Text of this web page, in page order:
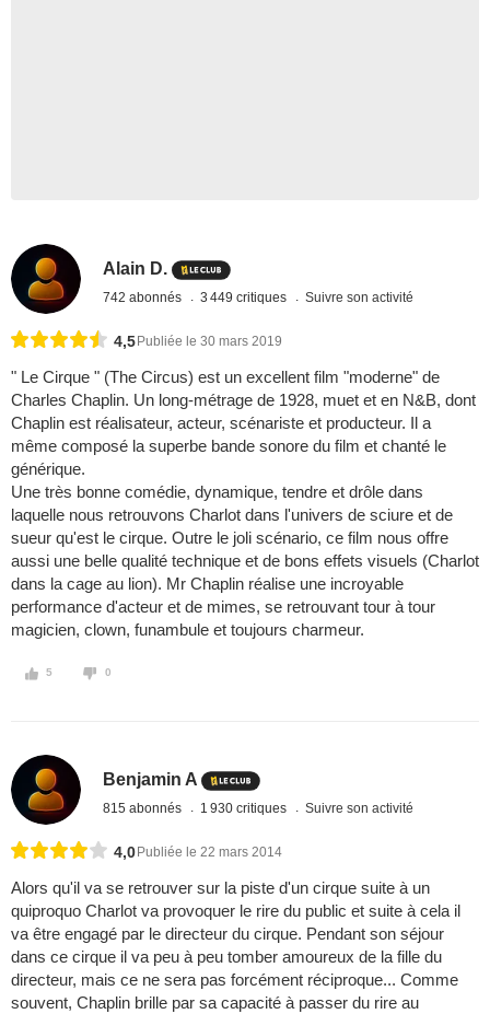
Alain D.
742 abonnés 3 449 critiques Suivre son activité
4,5 Publiée le 30 mars 2019
" Le Cirque " (The Circus) est un excellent film "moderne" de
Charles Chaplin. Un long-métrage de 1928, muet et en N&B, dont
Chaplin est réalisateur, acteur, scénariste et producteur. Il a
même composé la superbe bande sonore du film et chanté le
générique.
Une très bonne comédie, dynamique, tendre et drôle dans
laquelle nous retrouvons Charlot dans l'univers de sciure et de
sueur qu'est le cirque. Outre le joli scénario, ce film nous offre
aussi une belle qualité technique et de bons effets visuels (Charlot
dans la cage au lion). Mr Chaplin réalise une incroyable
performance d'acteur et de mimes, se retrouvant tour à tour
magicien, clown, funambule et toujours charmeur.
5 0
Benjamin A
815 abonnés 1 930 critiques Suivre son activité
4,0 Publiée le 22 mars 2014
Alors qu'il va se retrouver sur la piste d'un cirque suite à un
quiproquo Charlot va provoquer le rire du public et suite à cela il
va être engagé par le directeur du cirque. Pendant son séjour
dans ce cirque il va peu à peu tomber amoureux de la fille du
directeur, mais ce ne sera pas forcément réciproque... Comme
souvent, Chaplin brille par sa capacité à passer du rire au